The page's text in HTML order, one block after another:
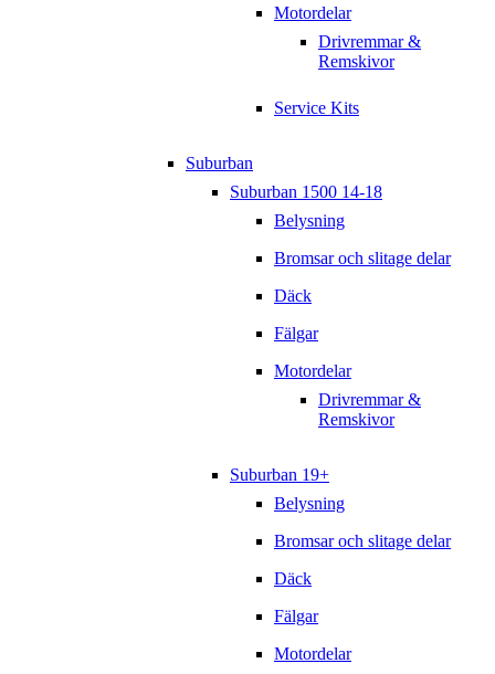
Motordelar
Drivremmar &
Remskivor
Service Kits
Suburban
Suburban 1500 14-18
Belysning
Bromsar och slitage delar
Däck
Fälgar
Motordelar
Drivremmar &
Remskivor
Suburban 19+
Belysning
Bromsar och slitage delar
Däck
Fälgar
Motordelar